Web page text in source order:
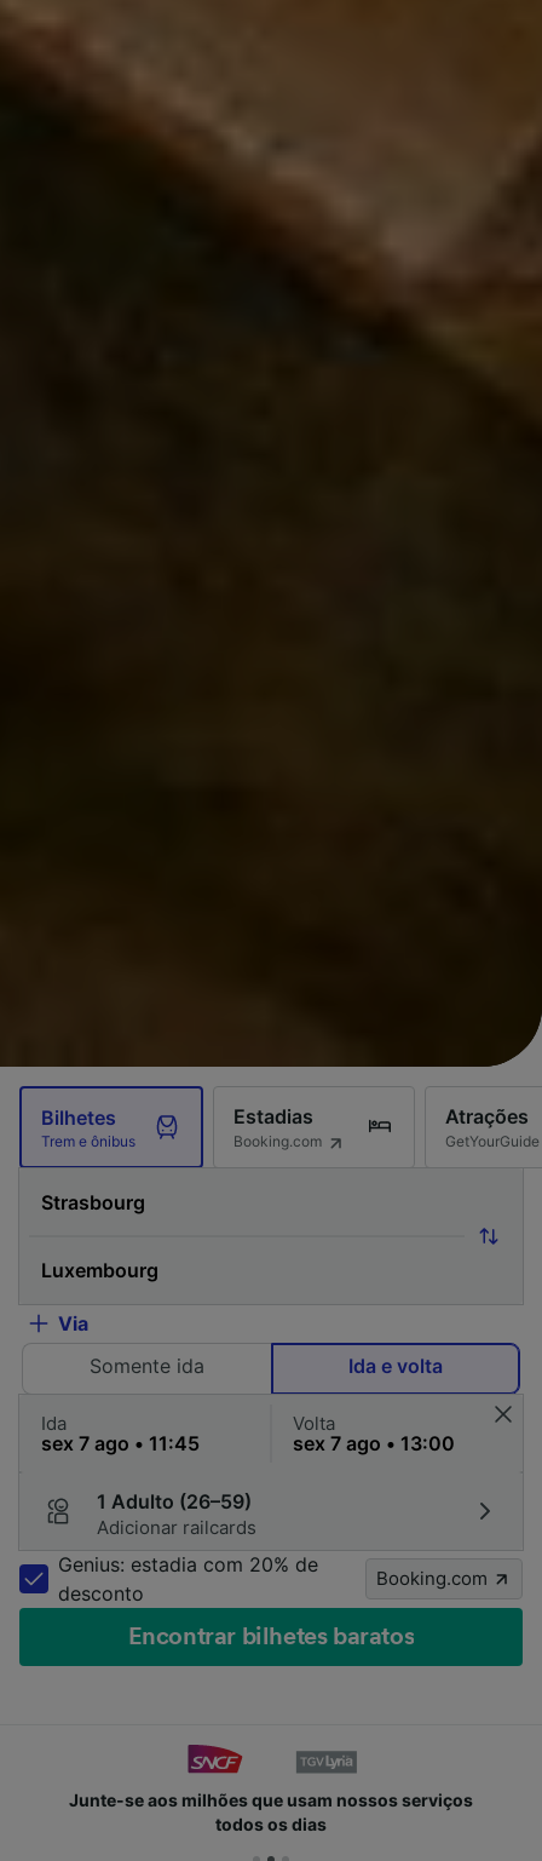
Bilhetes
Trem e ônibus
Estadias
Booking.com
Atrações
GetYourGuide
Via
Somente ida
Ida e volta
Ida Volta
1 Adulto (26–59)
Adicionar railcards
Genius: estadia com 20% de
desconto
Booking.com
Encontrar bilhetes baratos
Junte-se aos milhões que usam nossos serviços
todos os dias